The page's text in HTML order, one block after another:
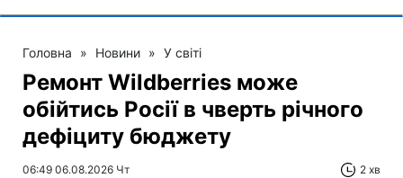
Головна » Новини » У світі
Ремонт Wildberries може
обійтись Росії в чверть річного
дефіциту бюджету
06:49 06.08.2026 Чт 2 хв